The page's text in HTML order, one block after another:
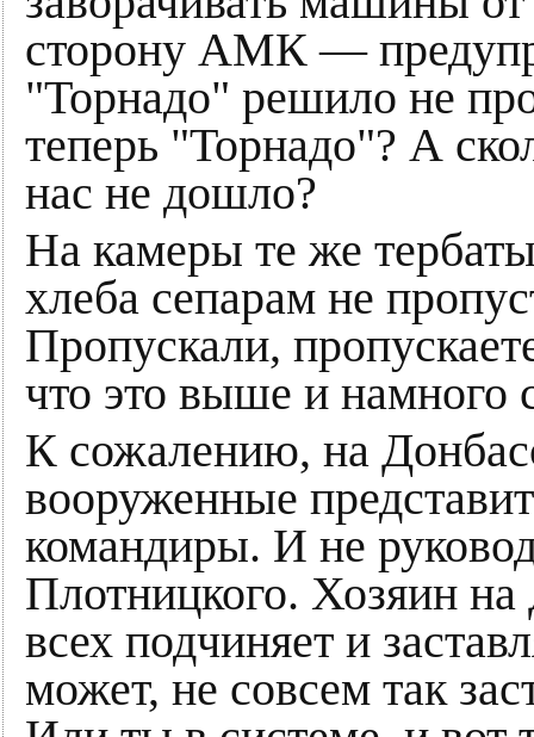
сторону АМК —
"Торнадо" решило не
теперь "Торнадо"? А
нас не дошло?
На камеры те же
хлеба сепарам не
Пропускали,
что это выше и намного
К сожалению, на
вооруженные
командиры. И не
Плотницкого. Хозяин
всех подчиняет и
может, не совсем так